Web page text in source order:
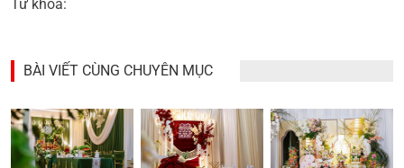
Từ khóa:
BÀI VIẾT CÙNG CHUYÊN MỤC